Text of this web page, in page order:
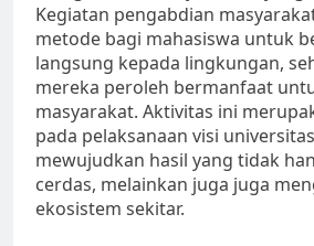
Kegiatan pengabdian
metode bagi mahasiswa untuk
langsung kepada lingkungan,
mereka peroleh bermanfaat
masyarakat. Aktivitas ini
pada pelaksanaan visi
mewujudkan hasil yang tidak
cerdas, melainkan juga juga
ekosistem sekitar.